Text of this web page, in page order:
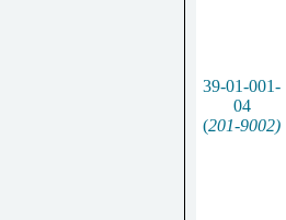
39-01-001-
04
(201-9002)